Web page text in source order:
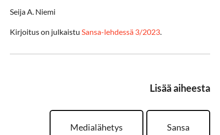
Seija A. Niemi
Kirjoitus on julkaistu Sansa-lehdessä 3/2023
Lisää aiheesta
Medialähetys Sansa